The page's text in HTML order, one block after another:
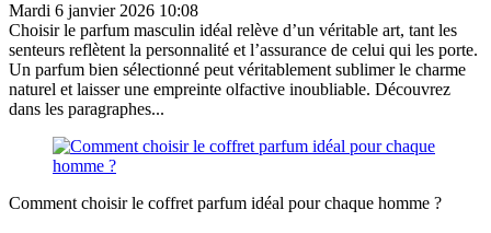
Mardi 6 janvier 2026 10:08
Choisir le parfum masculin idéal relève d’un véritable art, tant les
senteurs reflètent la personnalité et l’assurance de celui qui les porte.
Un parfum bien sélectionné peut véritablement sublimer le charme
naturel et laisser une empreinte olfactive inoubliable. Découvrez
dans les paragraphes...
Comment choisir le coffret parfum idéal pour chaque homme ?